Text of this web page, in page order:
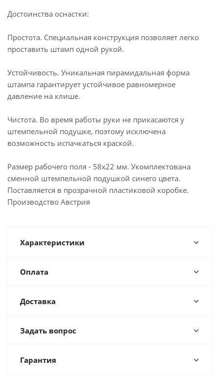
Достоинства оснастки:
Простота. Специальная конструкция позволяет легко
проставить штамп одной рукой.
Устойчивость. Уникальная пирамидальная форма
штампа гарантирует устойчивое равномерное
давление на клише.
Чистота. Во время работы руки не прикасаются у
штемпельной подушке, поэтому исключена
возможность испачкаться краской.
Размер рабочего поля - 58х22 мм. Укомплектована
сменной штемпельной подушкой синего цвета.
Поставляется в прозрачной пластиковой коробке.
Производство Австрия
Характеристики
Оплата
Доставка
Задать вопрос
Гарантия